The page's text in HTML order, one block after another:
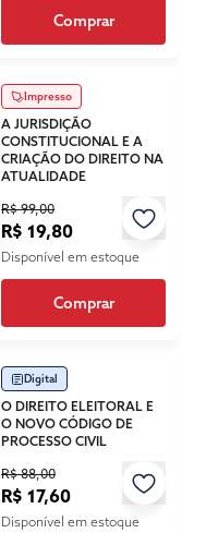
Comprar
Impresso
A JURISDIÇÃO
CONSTITUCIONAL E A
CRIAÇÃO DO DIREITO NA
ATUALIDADE
R$ 99,00
R$ 19,80
Disponível em estoque
Comprar
Digital
O DIREITO ELEITORAL E
O NOVO CÓDIGO DE
PROCESSO CIVIL
R$ 88,00
R$ 17,60
Disponível em estoque